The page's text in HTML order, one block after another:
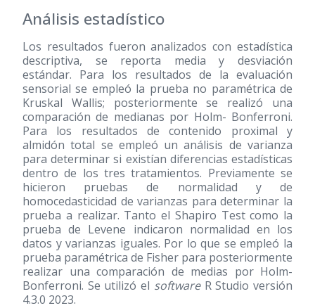
Análisis estadístico
Los resultados fueron analizados con estadística
descriptiva, se reporta media y desviación
estándar. Para los resultados de la evaluación
sensorial se empleó la prueba no paramétrica de
Kruskal Wallis; posteriormente se realizó una
comparación de medianas por Holm- Bonferroni.
Para los resultados de contenido proximal y
almidón total se empleó un análisis de varianza
para determinar si existían diferencias estadísticas
dentro de los tres tratamientos. Previamente se
hicieron pruebas de normalidad y de
homocedasticidad de varianzas para determinar la
prueba a realizar. Tanto el Shapiro Test como la
prueba de Levene indicaron normalidad en los
datos y varianzas iguales. Por lo que se empleó la
prueba paramétrica de Fisher para posteriormente
realizar una comparación de medias por Holm-
Bonferroni. Se utilizó el softwareR Studio versión
4.3.0 2023.